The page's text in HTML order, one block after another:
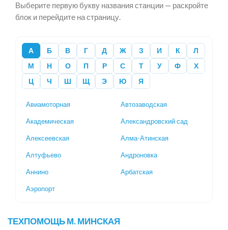
Выберите первую букву названия станции — раскройте
блок и перейдите на страницу.
А Б В Г Д Ж З И К
Л
М
Н О П Р С Т У Ф
Х
Ц
Ч Ш Щ Э Ю Я
Авиамоторная Автозаводская
Академическая Александровский сад
Алексеевская Алма-Атинская
Алтуфьево Андроновка
Аннино Арбатская
Аэропорт
ТЕХПОМОЩЬ М. МИНСКАЯ